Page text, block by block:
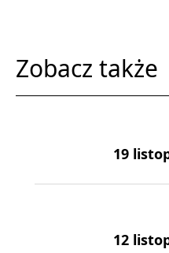
Zobacz także
19
12